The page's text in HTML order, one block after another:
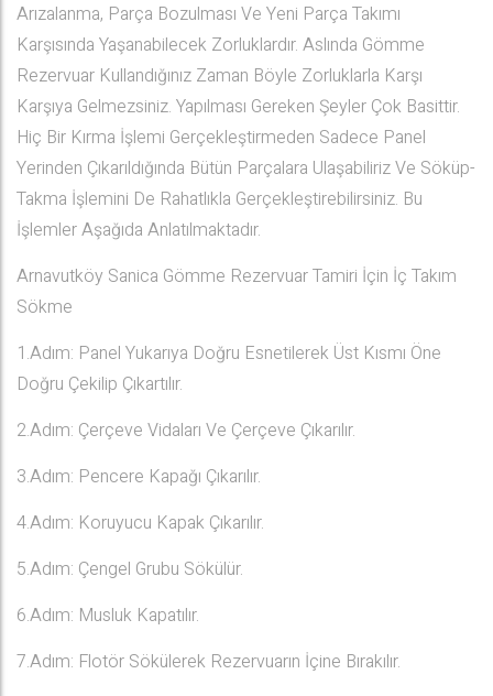
Arızalanma, Parça Bozulması Ve Yeni Parça Takımı
Karşısında Yaşanabilecek Zorluklardır. Aslında Gömme
Rezervuar Kullandığınız Zaman Böyle Zorluklarla Karşı
Karşıya Gelmezsiniz. Yapılması Gereken Şeyler Çok Basittir.
Hiç Bir Kırma İşlemi Gerçekleştirmeden Sadece Panel
Yerinden Çıkarıldığında Bütün Parçalara Ulaşabiliriz Ve Söküp-
Takma İşlemini De Rahatlıkla Gerçekleştirebilirsiniz. Bu
İşlemler Aşağıda Anlatılmaktadır.
Arnavutköy Sanica Gömme Rezervuar Tamiri İçin İç Takım
Sökme
1.Adım: Panel Yukarıya Doğru Esnetilerek Üst Kısmı Öne
Doğru Çekilip Çıkartılır.
2.Adım: Çerçeve Vidaları Ve Çerçeve Çıkarılır.
3.Adım: Pencere Kapağı Çıkarılır.
4.Adım: Koruyucu Kapak Çıkarılır.
5.Adım: Çengel Grubu Sökülür.
6.Adım: Musluk Kapatılır.
7.Adım: Flotör Sökülerek Rezervuarın İçine Bırakılır.